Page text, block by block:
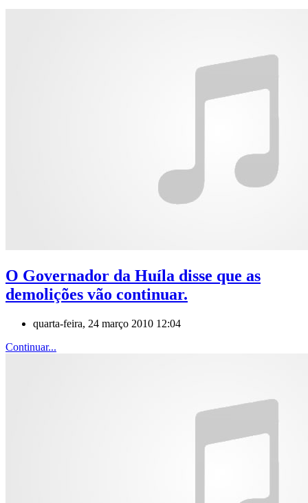
O Governador da Huíla disse que as
demolições vão continuar.
quarta-feira, 24 março 2010 12:04
Continuar...